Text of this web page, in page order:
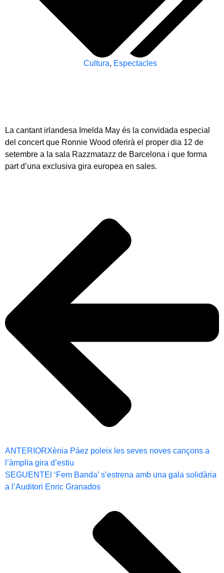
Cultura, Espectacles
La cantant irlandesa Imelda May és la convidada especial
del concert que Ronnie Wood oferirà el proper dia 12 de
setembre a la sala Razzmatazz de Barcelona i que forma
part d’una exclusiva gira europea en sales.
ANTERIORXènia Páez poleix les seves noves cançons a
l’àmplia gira d’estiu
SEGUENTEl ‘Fem Banda’ s’estrena amb una gala solidària
a l’Auditori Enric Granados